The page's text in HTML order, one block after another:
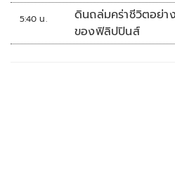
5:40 น.
ดินถล่มคร่าชีวิตอย่า
ของฟิลิปปินส์